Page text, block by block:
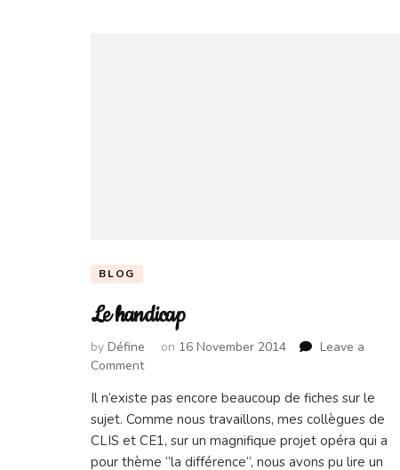
BLOG
Le handicap
by Défine on 16 November 2014
Leave a
Commenton
handicap
Il n’existe pas encore beaucoup de fiches sur le
sujet. Comme nous travaillons, mes collègues de
CLIS et CE1, sur un magnifique projet opéra qui a
pour thème “la différence”, nous avons pu lire un